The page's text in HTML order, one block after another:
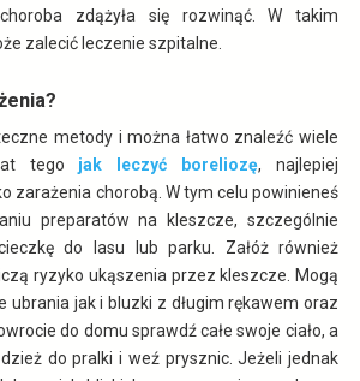
zdążyła się rozwinąć. W takim
zalecić leczenie szpitalne.
metody i można łatwo znaleźć wiele
tego jak leczyć boreliozę, najlepiej
zarażenia chorobą. W tym celu powinieneś
preparatów na kleszcze, szczególnie
do lasu lub parku. Załóż również
ryzyko ukąszenia przez kleszcze. Mogą
ubrania jak i bluzki z długim rękawem oraz
do domu sprawdź całe swoje ciało, a
do pralki i weź prysznic. Jeżeli jednak